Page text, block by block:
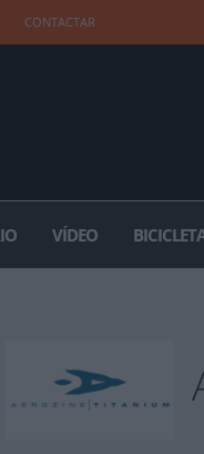
CONTACTAR
VÍDEO